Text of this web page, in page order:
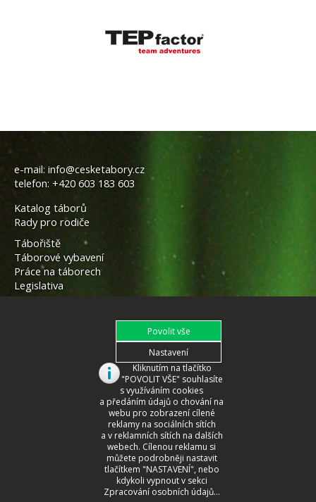
e-mail: info@cesketabory.cz
telefon: +420 603 183 603
Katalog táborů
Rady pro rodiče
Tábořiště
Táborové vybavení
Práce na táborech
Legislativa
© 2008 - 2026 České Tábory.cz
webmasterCORA2022, www.cora.cz
Kliknutím na tlačítko
"POVOLIT VŠE" souhlasíte
s využíváním cookies
a předáním údajů o chování na
webu pro zobrazení cílené
reklamy na sociálních sítích
a v reklamních sítích na dalších
webech. Cílenou reklamu si
můžete podrobněji nastavit
tlačítkem "NASTAVENÍ", nebo
kdykoli vypnout v sekci
Zpracování osobních údajů...